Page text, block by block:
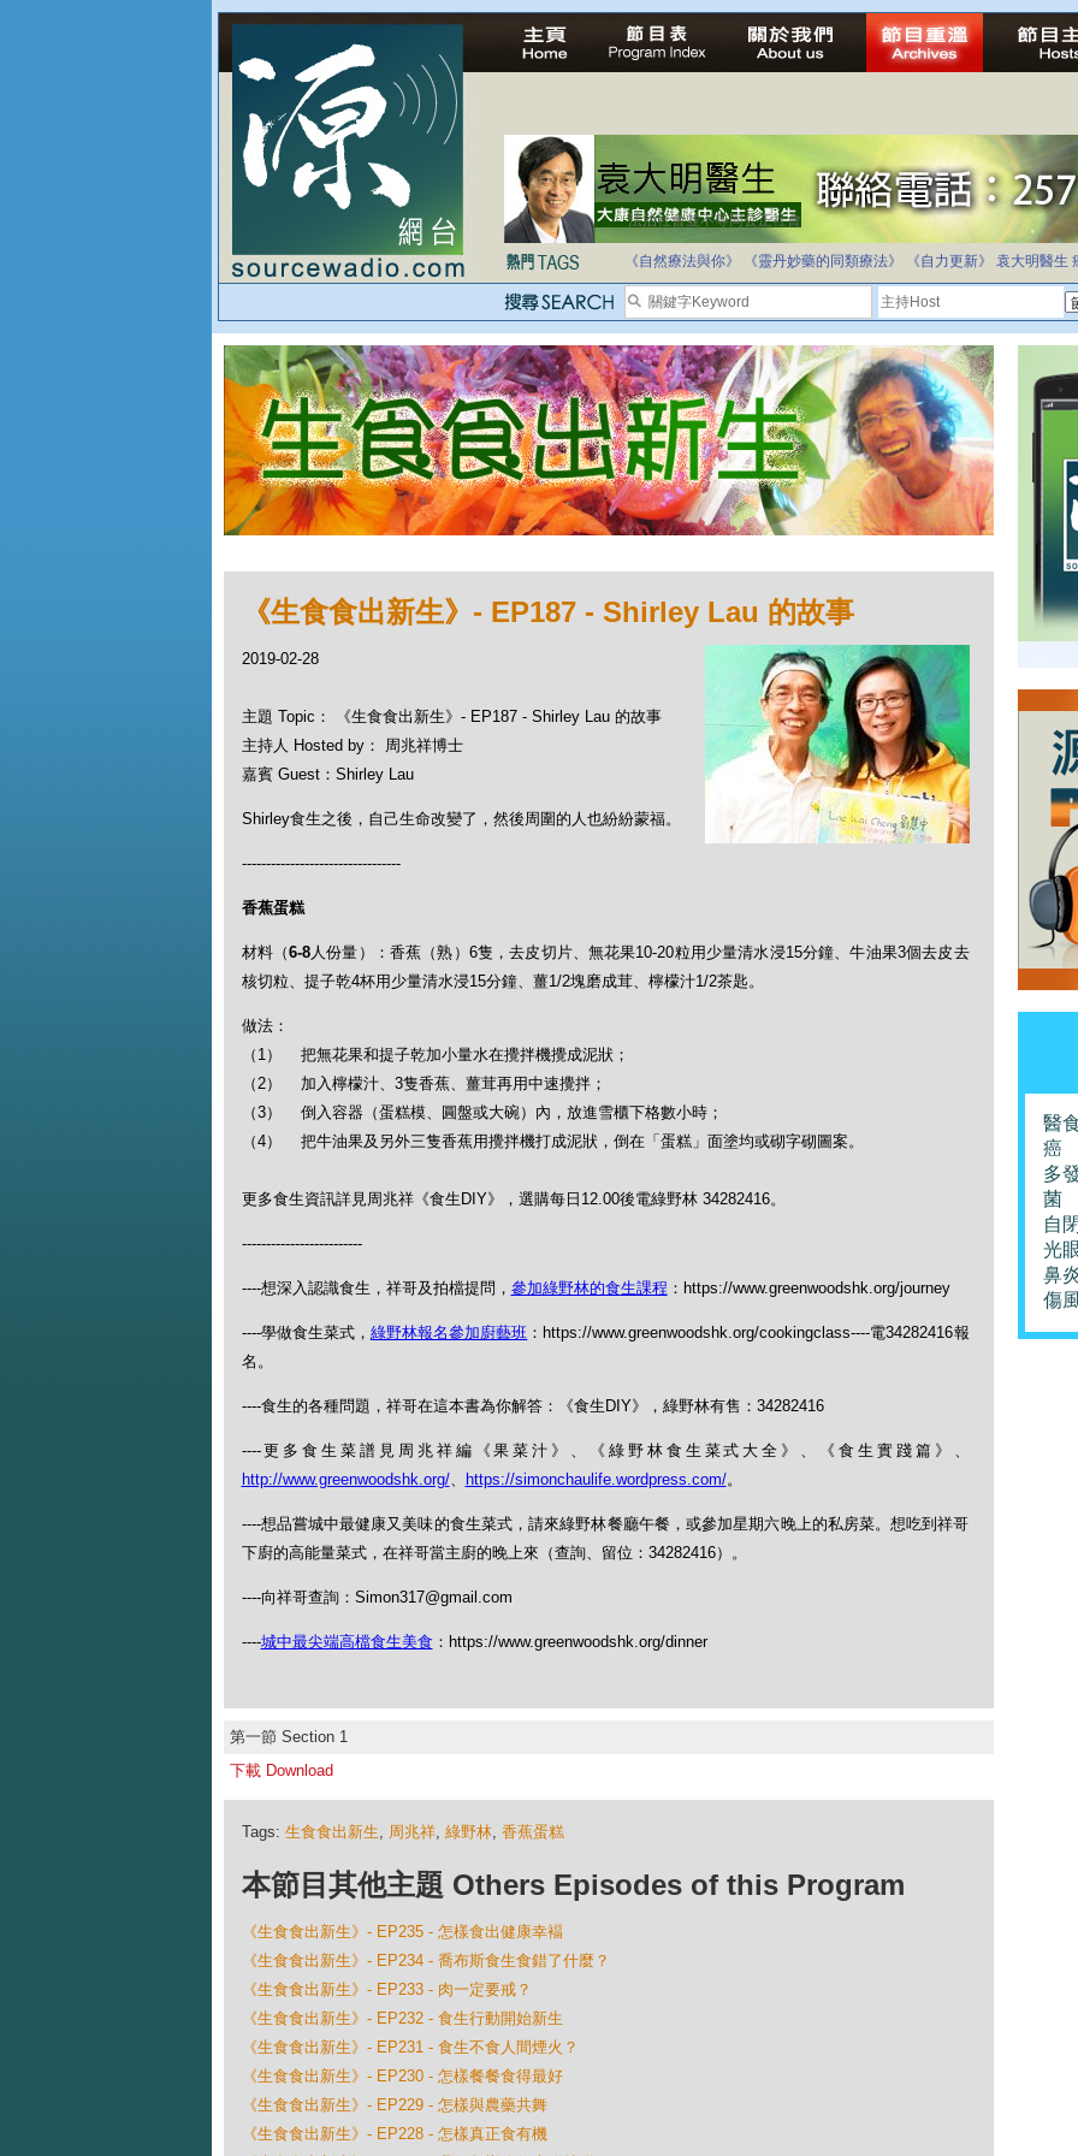
法治社會並不等同公正社會
自家教育合法化-推動多元化教育，全民學卷制
《自然療法與你》
《靈丹妙藥的同類療法》 《自力更新》 袁大明醫生
《生食食出新生》- EP187 - Shirley Lau 的故事
2019-02-28
主題 Topic： 《生食食出新生》- EP187 - Shirley Lau 的故事
主持人 Hosted by： 周兆祥博士
嘉賓 Guest：Shirley Lau
Shirley食生之後，自己生命改變了，然後周圍的人也紛紛蒙福。
---------------------------------
香蕉蛋糕
材料（6-8人份量）：香蕉（熟）6隻，去皮切片、無花果10-20粒用少量清水浸15分鐘、牛油果3個去皮去
核切粒、提子乾4杯用少量清水浸15分鐘、薑1/2塊磨成茸、檸檬汁1/2茶匙。
做法：
（1） 把無花果和提子乾加小量水在攪拌機攪成泥狀；
（2） 加入檸檬汁、3隻香蕉、薑茸再用中速攪拌；
（3） 倒入容器（蛋糕模、圓盤或大碗）內，放進雪櫃下格數小時；
（4） 把牛油果及另外三隻香蕉用攪拌機打成泥狀，倒在「蛋糕」面塗均或砌字砌圖案。
更多食生資訊詳見周兆祥《食生DIY》，選購每日12.00後電綠野林 34282416。
-------------------------
----想深入認識食生，祥哥及拍檔提問， 參加綠野林的食生課程 ：https://www.greenwoodshk.org/journey
----學做食生菜式， 綠野林報名參加廚藝班 ：https://www.greenwoodshk.org/cookingclass----電34282416報
名。
----食生的各種問題，祥哥在這本書為你解答：《食生DIY》，綠野林有售：34282416
----更多食生菜譜見周兆祥編《果菜汁》、《綠野林食生菜式大全》、《食生實踐篇》、
http://www.greenwoodshk.org/、 https://simonchaulife.wordpress.com/。
----想品嘗城中最健康又美味的食生菜式，請來綠野林餐廳午餐，或參加星期六晚上的私房菜。想吃到祥哥
下廚的高能量菜式，在祥哥當主廚的晚上來（查詢、留位：34282416）。
----向祥哥查詢：Simon317@gmail.com
----城中最尖端高檔食生美食 ：https://www.greenwoodshk.org/dinner
第一節 Section 1
下載 Download
Tags: 生食食出新生, 周兆祥, 綠野林, 香蕉蛋糕
本節目其他主題 Others Episodes of this Program
《生食食出新生》- EP235 - 怎樣食出健康幸褔
《生食食出新生》- EP234 - 喬布斯食生食錯了什麼？
《生食食出新生》- EP233 - 肉一定要戒？
《生食食出新生》- EP232 - 食生行動開始新生
《生食食出新生》- EP231 - 食生不食人間煙火？
《生食食出新生》- EP230 - 怎樣餐餐食得最好
《生食食出新生》- EP229 - 怎樣與農藥共舞
《生食食出新生》- EP228 - 怎樣真正食有機
醫
癌
多
菌
自
光
鼻
傷